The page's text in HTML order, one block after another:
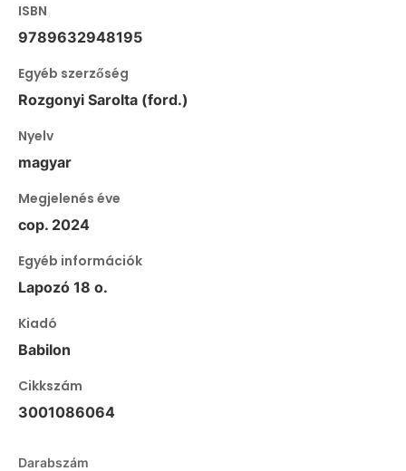
ISBN
9789632948195
Egyéb szerzőség
Rozgonyi Sarolta (ford.)
Nyelv
magyar
Megjelenés éve
cop. 2024
Egyéb információk
Lapozó 18 o.
Kiadó
Babilon
Cikkszám
3001086064
Darabszám